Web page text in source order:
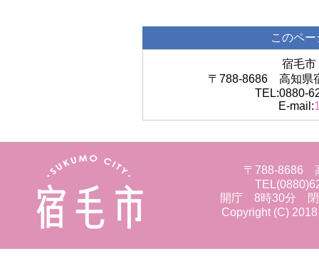
このペ
宿毛
〒788-8686 高知県
TEL:0880-
E-mail:
〒788-8686
開庁 8時30分 閉
Copyright (C)